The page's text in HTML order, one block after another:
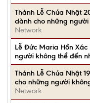
Thánh Lễ Chúa Nhật
dành cho những
Network
Lễ Ðức Maria Hồn
người không thể đến
Thánh Lễ Chúa Nhật
cho những người
Network